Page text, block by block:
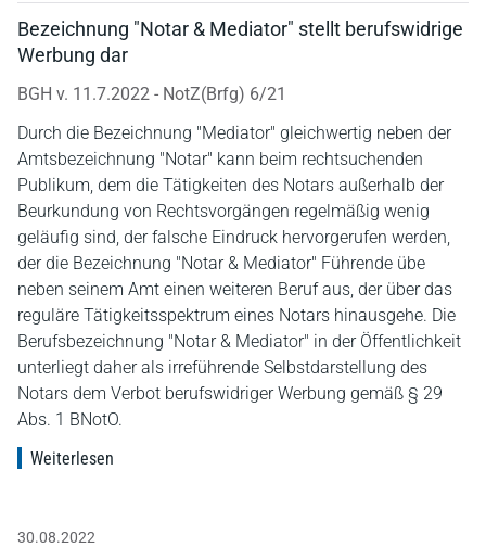
Bezeichnung "Notar & Mediator" stellt berufswidrige
Werbung dar
BGH v. 11.7.2022 - NotZ(Brfg) 6/21
Durch die Bezeichnung "Mediator" gleichwertig neben der
Amtsbezeichnung "Notar" kann beim rechtsuchenden
Publikum, dem die Tätigkeiten des Notars außerhalb der
Beurkundung von Rechtsvorgängen regelmäßig wenig
geläufig sind, der falsche Eindruck hervorgerufen werden,
der die Bezeichnung "Notar & Mediator" Führende übe
neben seinem Amt einen weiteren Beruf aus, der über das
reguläre Tätigkeitsspektrum eines Notars hinausgehe. Die
Berufsbezeichnung "Notar & Mediator" in der Öffentlichkeit
unterliegt daher als irreführende Selbstdarstellung des
Notars dem Verbot berufswidriger Werbung gemäß § 29
Abs. 1 BNotO.
Weiterlesen
30.08.2022